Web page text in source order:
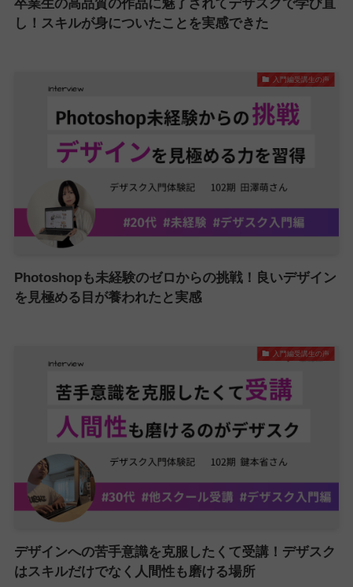
卒業生の高品質の作品に魅了されてデザスクで学び直
し！スキルが身についたことを実感できた
入門編受講生の声
Photoshopも未経験のゼロからの挑戦！良いデザイン
を見極める目が養われたと実感
入門編受講生の声
デザインへの苦手意識を克服したくて受講！デザスク
はスキルだけでなく人間性も磨ける場所